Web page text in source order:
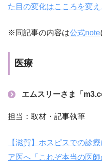
た目の変化はこころを変え
※同記事の内容は公式note
医療
エムスリーさま「
担当：取材・記事執筆
【滋賀】ホスピスでの診
ア医へ「これぞ本当の医